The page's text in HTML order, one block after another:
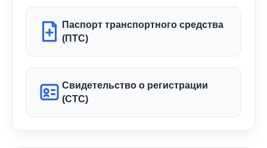
Паспорт транспортного средства
(ПТС)
Свидетельство о регистрации
(СТС)